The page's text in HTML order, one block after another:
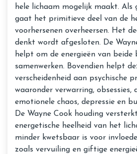
hele lichaam mogelijk maakt. Als
gaat het primitieve deel van de
voorhersenen overheersen. Het
denkt wordt afgesloten. De
helpt om de energieën van
samenwerken. Bovendien helpt
verscheidenheid aan psychische
waaronder verwarring, obsessies,
emotionele chaos, depressie en
De Wayne Cook houding
energetische heelheid van het
minder kwetsbaar is voor
zoals vervuiling en giftige